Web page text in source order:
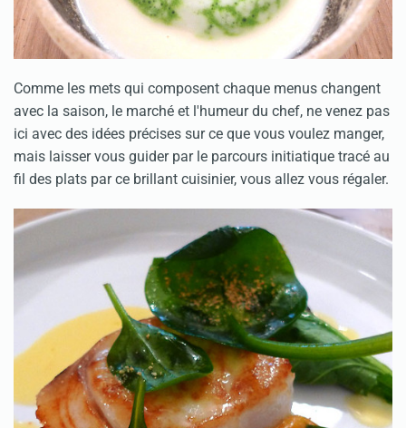
Comme les mets qui composent chaque menus changent
avec la saison, le marché et l'humeur du chef, ne venez pas
ici avec des idées précises sur ce que vous voulez manger,
mais laisser vous guider par le parcours initiatique tracé au
fil des plats par ce brillant cuisinier, vous allez vous régaler.